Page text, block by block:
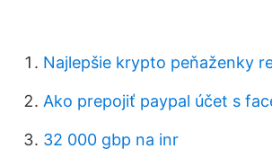
Najlepšie krypto peňaženky
Ako prepojiť paypal účet s
32 000 gbp na inr